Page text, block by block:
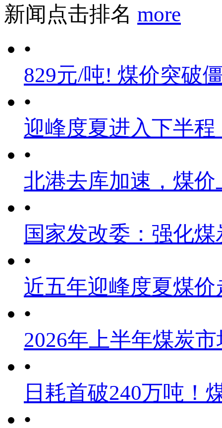
新闻点击排名 more
•
829元/吨! 煤价突破
•
迎峰度夏进入下半
•
北港去库加速，煤
•
国家发改委：强化
•
近五年迎峰度夏煤价
•
2026年上半年煤炭
•
日耗首破240万吨！
•